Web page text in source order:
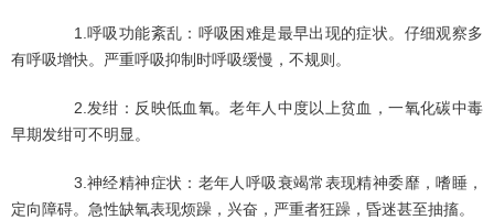
1.呼吸功能紊乱：呼吸困难是最早出现的症状。仔细观察多
有呼吸增快。严重呼吸抑制时呼吸缓慢，不规则。
2.发绀：反映低血氧。老年人中度以上贫血，一氧化碳中毒
早期发绀可不明显。
3.神经精神症状：老年人呼吸衰竭常表现精神委靡，嗜睡，
定向障碍。急性缺氧表现烦躁，兴奋，严重者狂躁，昏迷甚至抽搐。